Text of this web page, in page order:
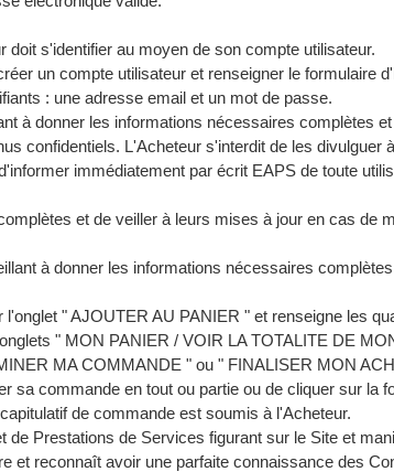
s'identifier au moyen de son compte utilisateur.
un compte utilisateur et renseigner le formulaire
: une adresse email et un mot de passe.
à donner les informations nécessaires complètes
confidentiels. L'Acheteur s'interdit de les
immédiatement par écrit EAPS de toute
et de veiller à leurs mises à jour en cas de
à donner les informations nécessaires
" AJOUTER AU PANIER " et renseigne les
" MON PANIER / VOIR LA TOTALITE DE
MA COMMANDE " ou " FINALISER MON
sa commande en tout ou partie ou de cliquer sur
de commande est soumis à l'Acheteur.
Prestations de Services figurant sur le Site et
et reconnaît avoir une parfaite connaissance des